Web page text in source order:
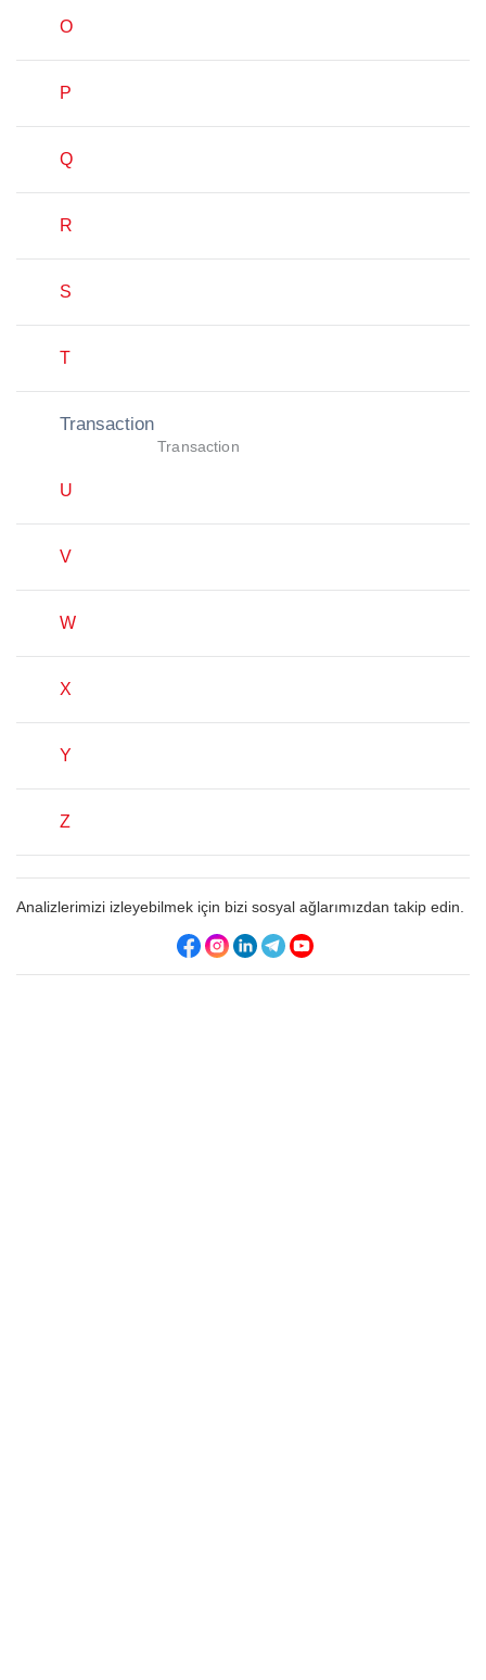
O
P
Q
R
S
T
Transaction
Transaction
U
V
W
X
Y
Z
Analizlerimizi izleyebilmek için bizi sosyal ağlarımızdan takip edin.